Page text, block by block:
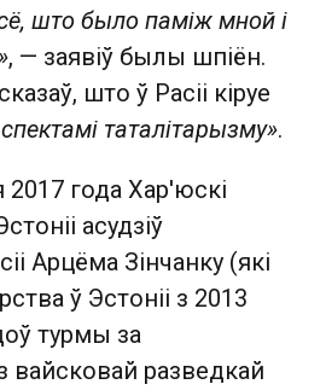
што было паміж мной і
, — заявіў былы шпіён.
што ў Расіі кіруе
таталітарызму».
2017 года Хар'юскі
асудзіў
Арцёма Зінчанку (які
ў Эстоніі з 2013
турмы за
вайсковай разведкай